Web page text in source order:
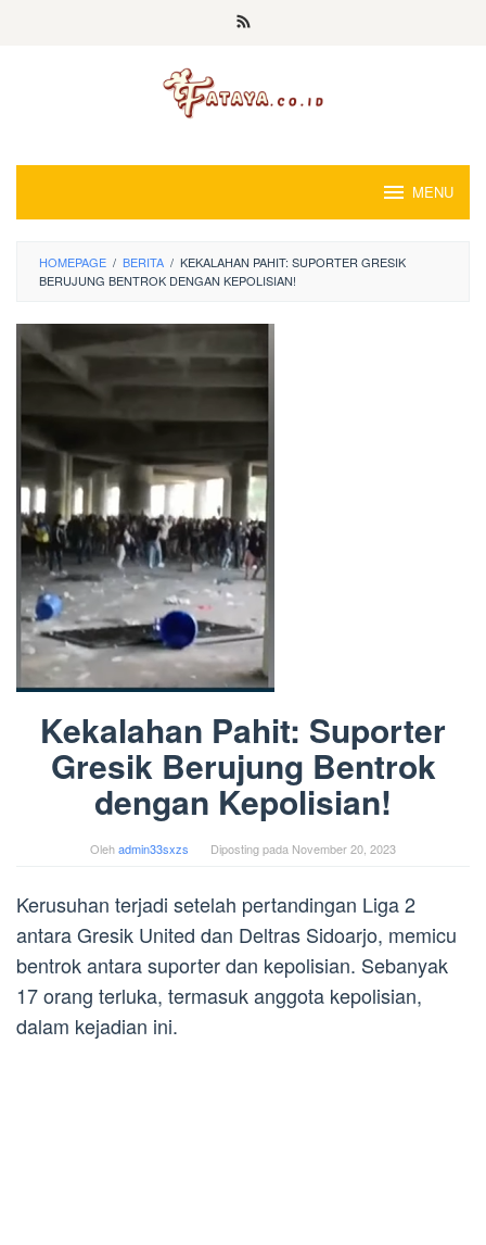
MENU
HOMEPAGE / BERITA / KEKALAHAN PAHIT: SUPORTER GRESIK
BERUJUNG BENTROK DENGAN KEPOLISIAN!
Kekalahan Pahit: Suporter
Gresik Berujung Bentrok
dengan Kepolisian!
Olehadmin33sxzs Diposting pada November 20, 2023
Kerusuhan terjadi setelah pertandingan Liga 2
antara Gresik United dan Deltras Sidoarjo, memicu
bentrok antara suporter dan kepolisian. Sebanyak
17 orang terluka, termasuk anggota kepolisian,
dalam kejadian ini.